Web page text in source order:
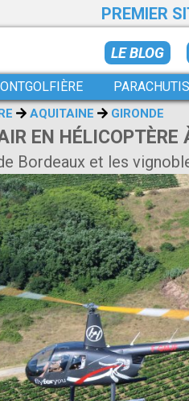
PREMIER
LE BLOG
AQUITAINE GIRONDE
EN
Bordeaux et les